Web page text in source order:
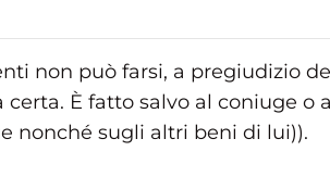
non può farsi, a pregiudizio
È fatto salvo al coniuge o
nonché sugli altri beni di lui)).